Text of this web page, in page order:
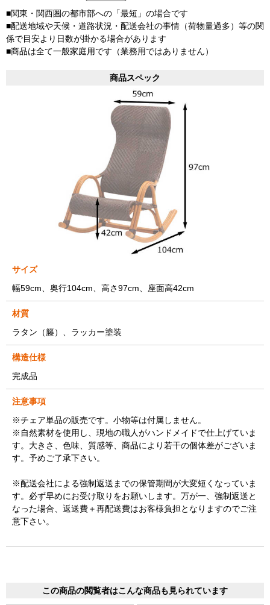
■関東・関西圏の都市部への「最短」の場合です
■配送地域や天候・道路状況・配送会社の事情（荷物量過多）等の関
係で目安より日数が掛かる場合があります
■商品は全て一般家庭用です（業務用ではありません）
商品スペック
サイズ
幅59cm、奥行104cm、高さ97cm、座面高42cm
材質
ラタン（籐）、ラッカー塗装
構造仕様
完成品
注意事項
※チェア単品の販売です。小物等は付属しません。
※自然素材を使用し、現地の職人がハンドメイドで仕上げていま
す。大きさ、色味、質感等、商品により若干の個体差がございま
す。予めご了承下さい。
※配送会社による強制返送までの保管期間が大変短くなっていま
す。必ず早めにお受け取りをお願いします。万が一、強制返送と
なった場合、返送費＋再配送費はお客様負担となりますのでご注
意下さい。
この商品の閲覧者はこんな商品も見られています